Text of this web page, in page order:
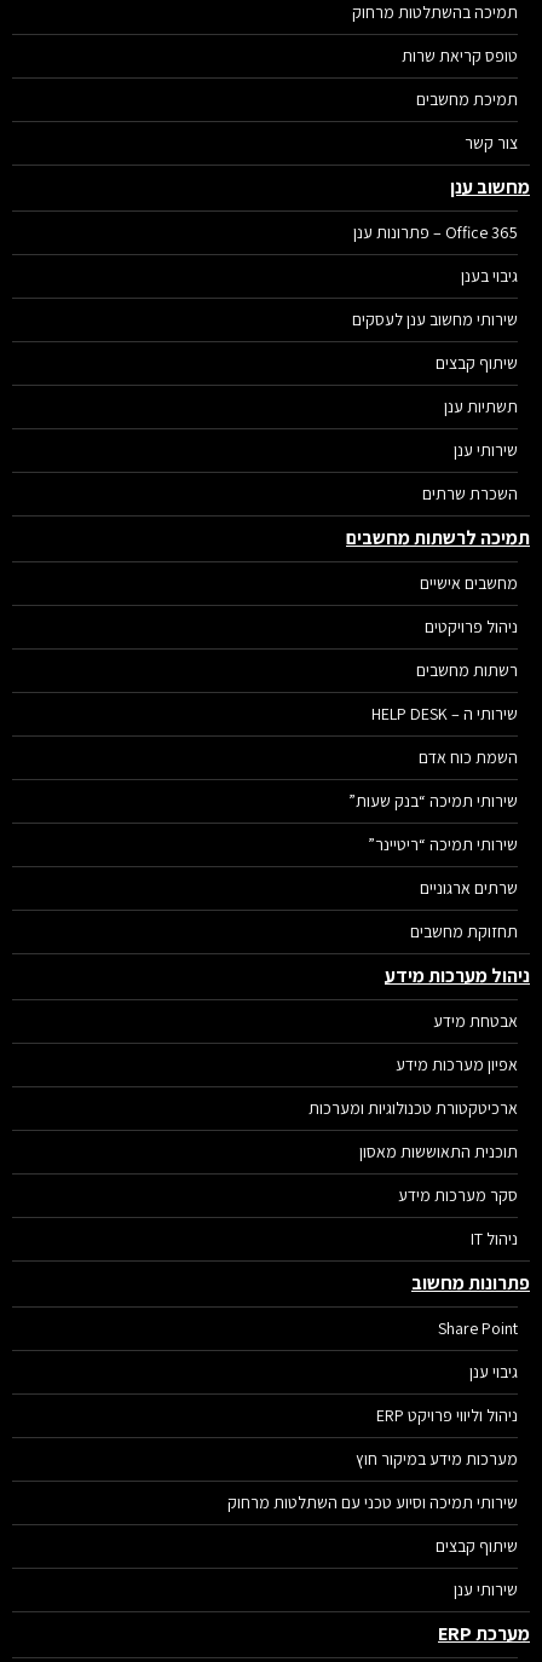
תמיכה בהשתלטות מרחוק
טופס קריאת שרות
תמיכת מחשבים
צור קשר
מחשוב ענן
Office 365 – פתרונות ענן
גיבוי בענן
שירותי מחשוב ענן לעסקים
שיתוף קבצים
תשתיות ענן
שירותי ענן
השכרת שרתים
תמיכה לרשתות מחשבים
מחשבים אישיים
ניהול פרויקטים
רשתות מחשבים
שירותי ה – HELP DESK
השמת כוח אדם
שירותי תמיכה “בנק שעות”
שירותי תמיכה “ריטיינר”
שרתים ארגוניים
תחזוקת מחשבים
ניהול מערכות מידע
אבטחת מידע
אפיון מערכות מידע
ארכיטקטורת טכנולוגיות ומערכות
תוכנית התאוששות מאסון
סקר מערכות מידע
ניהול IT
פתרונות מחשוב
Share Point
גיבוי ענן
ניהול וליווי פרויקט ERP
מערכות מידע במיקור חוץ
שירותי תמיכה וסיוע טכני עם השתלטות מרחוק
שיתוף קבצים
שירותי ענן
מערכת ERP